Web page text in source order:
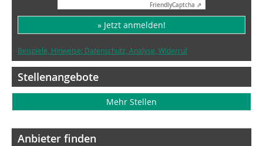
FriendlyCaptcha ⇗
» Jetzt anmelden!
Beispiele, Hinweise: Datenschutz, Analyse, Widerruf
Stellenangebote
Mehr Stellen
Anbieter finden